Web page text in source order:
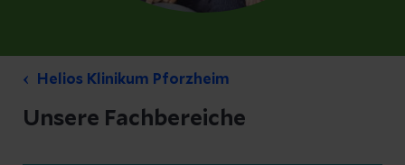
Helios Klinikum Pforzheim
Unsere Fachbereiche